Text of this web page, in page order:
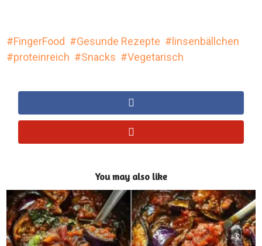
FingerFood Gesunde Rezepte
linsenbällchen
proteinreich
Snacks Vegetarisch
You may also like